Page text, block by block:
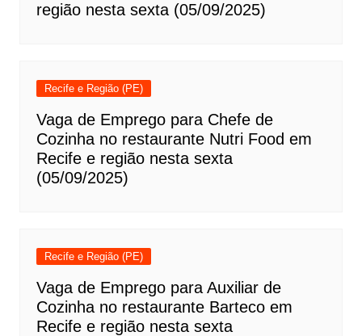
região nesta sexta (05/09/2025)
Recife e Região (PE)
Vaga de Emprego para Chefe de
Cozinha no restaurante Nutri Food em
Recife e região nesta sexta
(05/09/2025)
Recife e Região (PE)
Vaga de Emprego para Auxiliar de
Cozinha no restaurante Barteco em
Recife e região nesta sexta